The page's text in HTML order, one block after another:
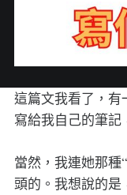
這篇文我看了，有
寫給我自己的筆記
當然，我連她那種
頭的。我想說的是